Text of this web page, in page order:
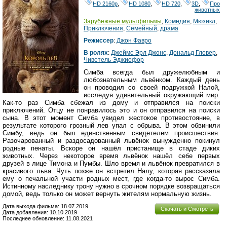
HD 2160р HD 1080 HD 720 3D
Про
животных
Зарубежные мультфильмы, Комедия, Мюзикл,
Приключения, Семейный, драма
Режиссер: Джон Фавро
В ролях: Джеймс Эрл Джонс, Дональд Гловер,
Чиветель Эджиофор
Симба всегда был дружелюбным и
любознательным львёнком. Каждый день
он проводил со своей подружкой Налой,
исследуя удивительный окружающий мир.
Как-то раз Симба сбежал из дому и отправился на поиски
приключений. Отцу не понравилось это и он отправился на поиски
сына. В этот момент Симба увидел жестокое противостояние, в
результате которого грозный лев упал с обрыва. В этом обвинили
Симбу, ведь он был единственным свидетелем происшествия.
Разочарованный и раздосадованный львёнок вынужденно покинул
родные пенаты. Вскоре он нашёл пристанище в стаде диких
животных. Через некоторое время львёнок нашёл себе первых
друзей в лице Тимона и Пумбы. Шло время и львёнок превратился в
красивого льва. Чуть позже он встретил Налу, которая рассказала
ему о печальной участи родных мест, где когда-то вырос Симба.
Истинному наследнику трону нужно в срочном порядке возвращаться
домой, ведь только он может вернуть жителям нормальную жизнь.
Скачать и Смотреть
Дата выхода фильма: 18.07.2019
Дата добавления: 10.10.2019
Последнее обновление: 11.08.2021